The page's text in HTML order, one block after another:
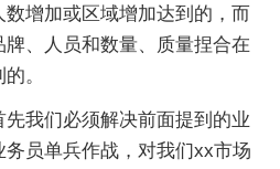
增加或区域增加达到的，而
、人员和数量、质量捏合在
。
我们必须解决前面提到的业
员单兵作战，对我们xx市场